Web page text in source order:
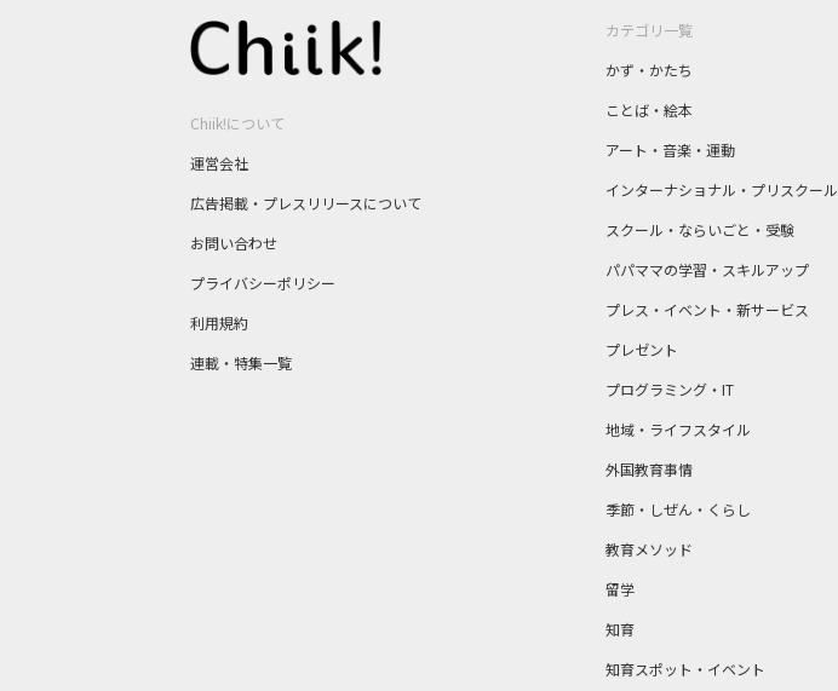
Chiik!について
運営会社
広告掲載・プレスリリースについて
お問い合わせ
プライバシーポリシー
利用規約
連載・特集一覧
カテゴリ一覧
かず・かたち
ことば・絵本
アート・音楽・運動
インターナショナル・プリスクール
スクール・ならいごと・受験
パパママの学習・スキルアップ
プレス・イベント・新サービス
プレゼント
プログラミング・IT
地域・ライフスタイル
外国教育事情
季節・しぜん・くらし
教育メソッド
留学
知育
知育スポット・イベント